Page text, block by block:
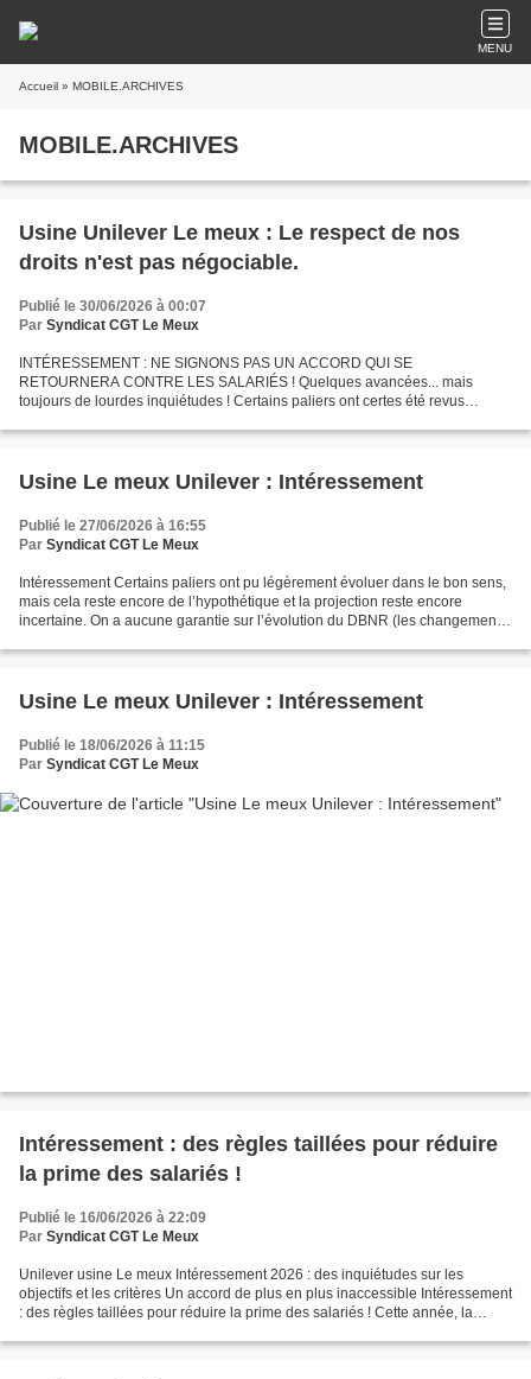
MENU
Accueil » MOBILE.ARCHIVES
MOBILE.ARCHIVES
Usine Unilever Le meux : Le respect de nos
droits n'est pas négociable.
Publié le 30/06/2026 à 00:07
Par Syndicat CGT Le Meux
INTÉRESSEMENT : NE SIGNONS PAS UN ACCORD QUI SE
RETOURNERA CONTRE LES SALARIÉS ! Quelques avancées... mais
toujours de lourdes inquiétudes ! Certains paliers ont certes été revus
montants...
Usine Le meux Unilever : Intéressement
Publié le 27/06/2026 à 16:55
Par Syndicat CGT Le Meux
Intéressement Certains paliers ont pu légèrement évoluer dans le bon sens,
mais cela reste encore de l’hypothétique et la projection reste encore
incertaine. On a aucune garantie sur l’évolution du DBNR (les changements
Usine Le meux Unilever : Intéressement
Publié le 18/06/2026 à 11:15
Par Syndicat CGT Le Meux
Intéressement : des règles taillées pour réduire
la prime des salariés !
Publié le 16/06/2026 à 22:09
Par Syndicat CGT Le Meux
Unilever usine Le meux Intéressement 2026 : des inquiétudes sur les
objectifs et les critères Un accord de plus en plus inaccessible Intéressement
: des règles taillées pour réduire la prime des salariés ! Cette année, la